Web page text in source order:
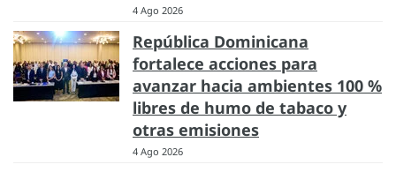
4 Ago 2026
República Dominicana
fortalece acciones para
avanzar hacia ambientes 100 %
libres de humo de tabaco y
otras emisiones
4 Ago 2026